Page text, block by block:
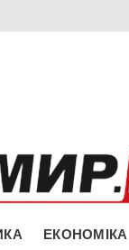
ЕКОНОМІКА